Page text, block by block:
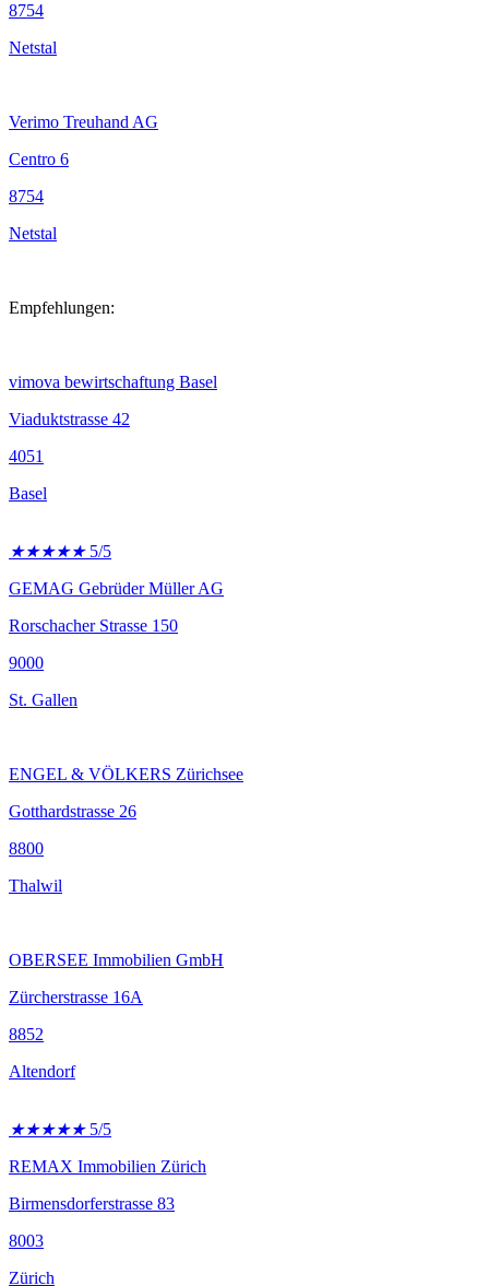
8754
Netstal
Verimo Treuhand AG
Centro 6
8754
Netstal
Empfehlungen:
vimova bewirtschaftung Basel
Viaduktstrasse 42
4051
Basel
★★★★★ 5/5
GEMAG Gebrüder Müller AG
Rorschacher Strasse 150
9000
St. Gallen
ENGEL & VÖLKERS Zürichsee
Gotthardstrasse 26
8800
Thalwil
OBERSEE Immobilien GmbH
Zürcherstrasse 16A
8852
Altendorf
★★★★★ 5/5
REMAX Immobilien Zürich
Birmensdorferstrasse 83
8003
Zürich